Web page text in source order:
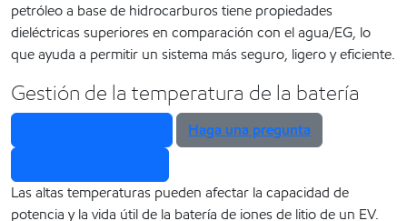
petróleo a base de hidrocarburos tiene propiedades
dieléctricas superiores en comparación con el agua/EG, lo
que ayuda a permitir un sistema más seguro, ligero y eficiente.
Gestión de la temperatura de la batería
Haga una pregunta
Las altas temperaturas pueden afectar la capacidad de
potencia y la vida útil de la batería de iones de litio de un EV.